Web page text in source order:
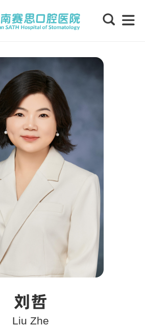
刘哲
Liu Zhe